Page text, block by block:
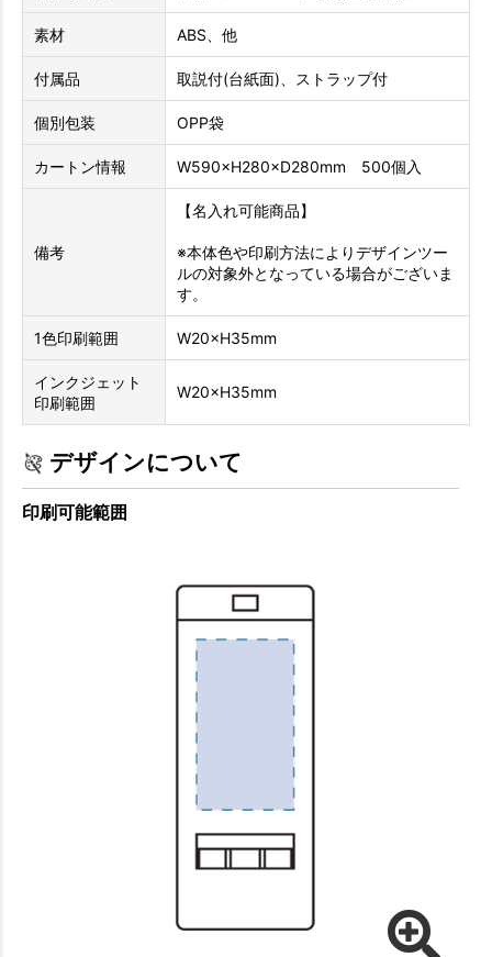
素材 ABS、他
付属品 取説付(台紙面)、ストラップ付
個別包装 OPP袋
カートン情報 W590×H280×D280mm 500個入
備考
【名入れ可能商品】
※本体色や印刷方法によりデザインツー
ルの対象外となっている場合がございま
す。
1色印刷範囲 W20×H35mm
インクジェット
印刷範囲
W20×H35mm
デザインについて
印刷可能範囲